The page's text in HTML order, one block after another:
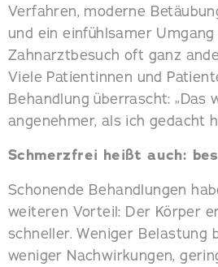
Verfahren, moderne
und ein einfühlsamer
Zahnarztbesuch oft ganz
Viele Patientinnen und
Behandlung überrascht: „Das
angenehmer, als ich gedacht
Schmerzfrei heißt auch:
Schonende Behandlungen
weiteren Vorteil: Der Körper
schneller. Weniger Belastung
weniger Nachwirkungen,